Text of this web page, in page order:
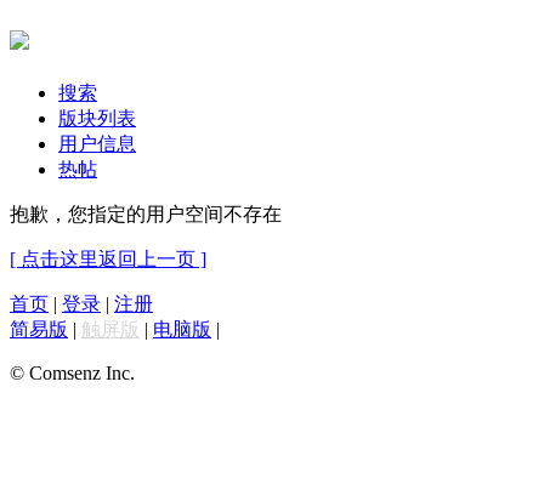
搜索
版块列表
用户信息
热帖
抱歉，您指定的用户空间不存在
[ 点击这里返回上一页 ]
首页 | 登录 | 注册
简易版 | 触屏版 | 电脑版 |
© Comsenz Inc.